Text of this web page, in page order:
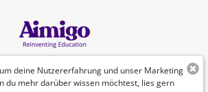
deine Nutzererfahrung und unser Marketing
du mehr darüber wissen möchtest, lies gern
Deutsch